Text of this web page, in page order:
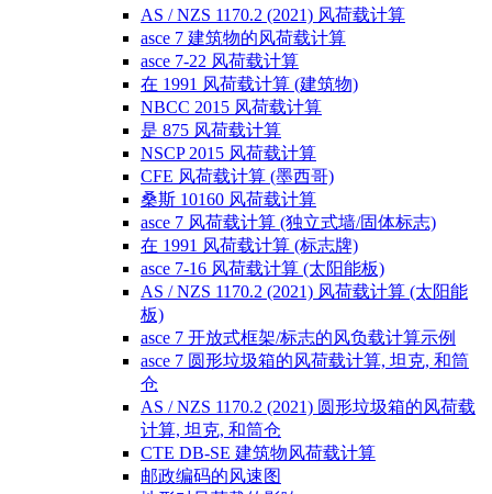
AS / NZS 1170.2 (2021) 风荷载计算
asce 7 建筑物的风荷载计算
asce 7-22 风荷载计算
在 1991 风荷载计算 (建筑物)
NBCC 2015 风荷载计算
是 875 风荷载计算
NSCP 2015 风荷载计算
CFE 风荷载计算 (墨西哥)
桑斯 10160 风荷载计算
asce 7 风荷载计算 (独立式墙/固体标志)
在 1991 风荷载计算 (标志牌)
asce 7-16 风荷载计算 (太阳能板)
AS / NZS 1170.2 (2021) 风荷载计算 (太阳能
板)
asce 7 开放式框架/标志的风负载计算示例
asce 7 圆形垃圾箱的风荷载计算, 坦克, 和筒
仓
AS / NZS 1170.2 (2021) 圆形垃圾箱的风荷载
计算, 坦克, 和筒仓
CTE DB-SE 建筑物风荷载计算
邮政编码的风速图